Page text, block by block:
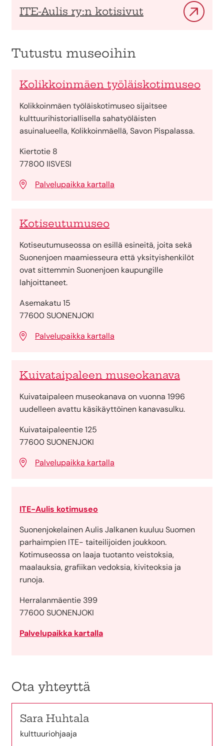
ITE-Aulis ry:n kotisivut
Tutustu museoihin
Kolikkoinmäen työläiskotimuseo
Kolikkoinmäen työläiskotimuseo sijaitsee
kulttuurihistoriallisella sahatyöläisten
asuinalueella, Kolikkoinmäellä, Savon Pispalassa.
Kiertotie 8
77800 IISVESI
Palvelupaikka kartalla
Kotiseutumuseo
Kotiseutumuseossa on esillä esineitä, joita sekä
Suonenjoen maamiesseura että yksityishenkilöt
ovat sittemmin Suonenjoen kaupungille
lahjoittaneet.
Asemakatu 15
77600 SUONENJOKI
Palvelupaikka kartalla
Kuivataipaleen museokanava
Kuivataipaleen museokanava on vuonna 1996
uudelleen avattu käsikäyttöinen kanavasulku.
Kuivataipaleentie 125
77600 SUONENJOKI
Palvelupaikka kartalla
ITE-Aulis kotimuseo
Suonenjokelainen Aulis Jalkanen kuuluu Suomen
parhaimpien ITE- taiteilijoiden joukkoon.
Kotimuseossa on laaja tuotanto veistoksia,
maalauksia, grafiikan vedoksia, kiviteoksia ja
runoja.
Herralanmäentie 399
77600 SUONENJOKI
Palvelupaikka kartalla
Ota yhteyttä
Sara Huhtala
kulttuuriohjaaja